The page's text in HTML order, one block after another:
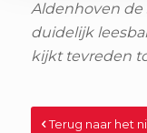
Aldenhoven
duidelijk
kijkt tevreden
Terug naar het